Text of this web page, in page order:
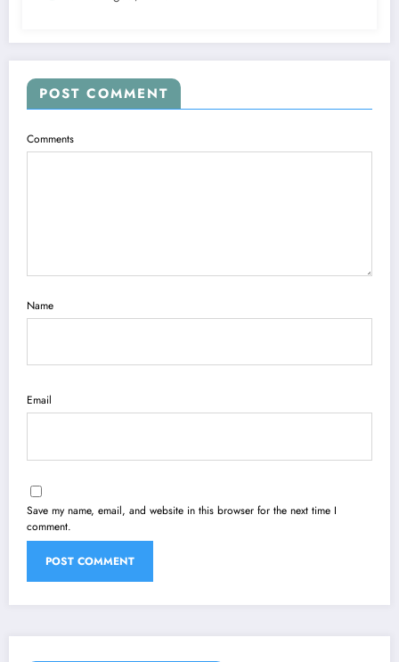
POST COMMENT
Comments
Name
Email
Save my name, email, and website in this browser for the next time I
comment.